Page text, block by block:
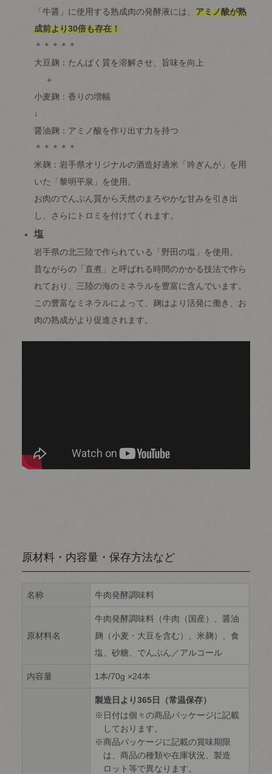
「牛醤」に使用する熟成肉の発酵液には、アミノ酸が熟
成前より30倍も存在！
＊＊＊＊＊
大豆麹：たんぱく質を溶解させ、旨味を向上
＋
小麦麹：香りの増幅
↓
醤油麹：アミノ酸を作り出す力を持つ
＊＊＊＊＊
米麹：岩手県オリジナルの酒造好適米「吟ぎんが」を用
いた「黎明平泉」を使用。
お肉のでんぷん質から天然のまろやかな甘みを引き出
し、さらにトロミを付けてくれます。
塩
岩手県の北三陸で作られている「野田の塩」を使用。
昔ながらの「直煮」と呼ばれる時間のかかる技法で作ら
れており、三陸の海のミネラルを豊富に含んでいます。
この豊富なミネラルによって、麹はより活発に働き、お
肉の熟成がより促進されます。
原材料・内容量・保存方法など
名称 牛肉発酵調味料
原材料名
牛肉発酵調味料（牛肉（国産）、醤油
麹（小麦・大豆を含む）、米麹）、食
塩、砂糖、でんぷん／アルコール
内容量 1本/70g ×24本
製造日より365日（常温保存）
日付は個々の商品パッケージに記載
しております。
商品パッケージに記載の賞味期限
は、商品の種類や在庫状況、製造
ロット等で異なります。